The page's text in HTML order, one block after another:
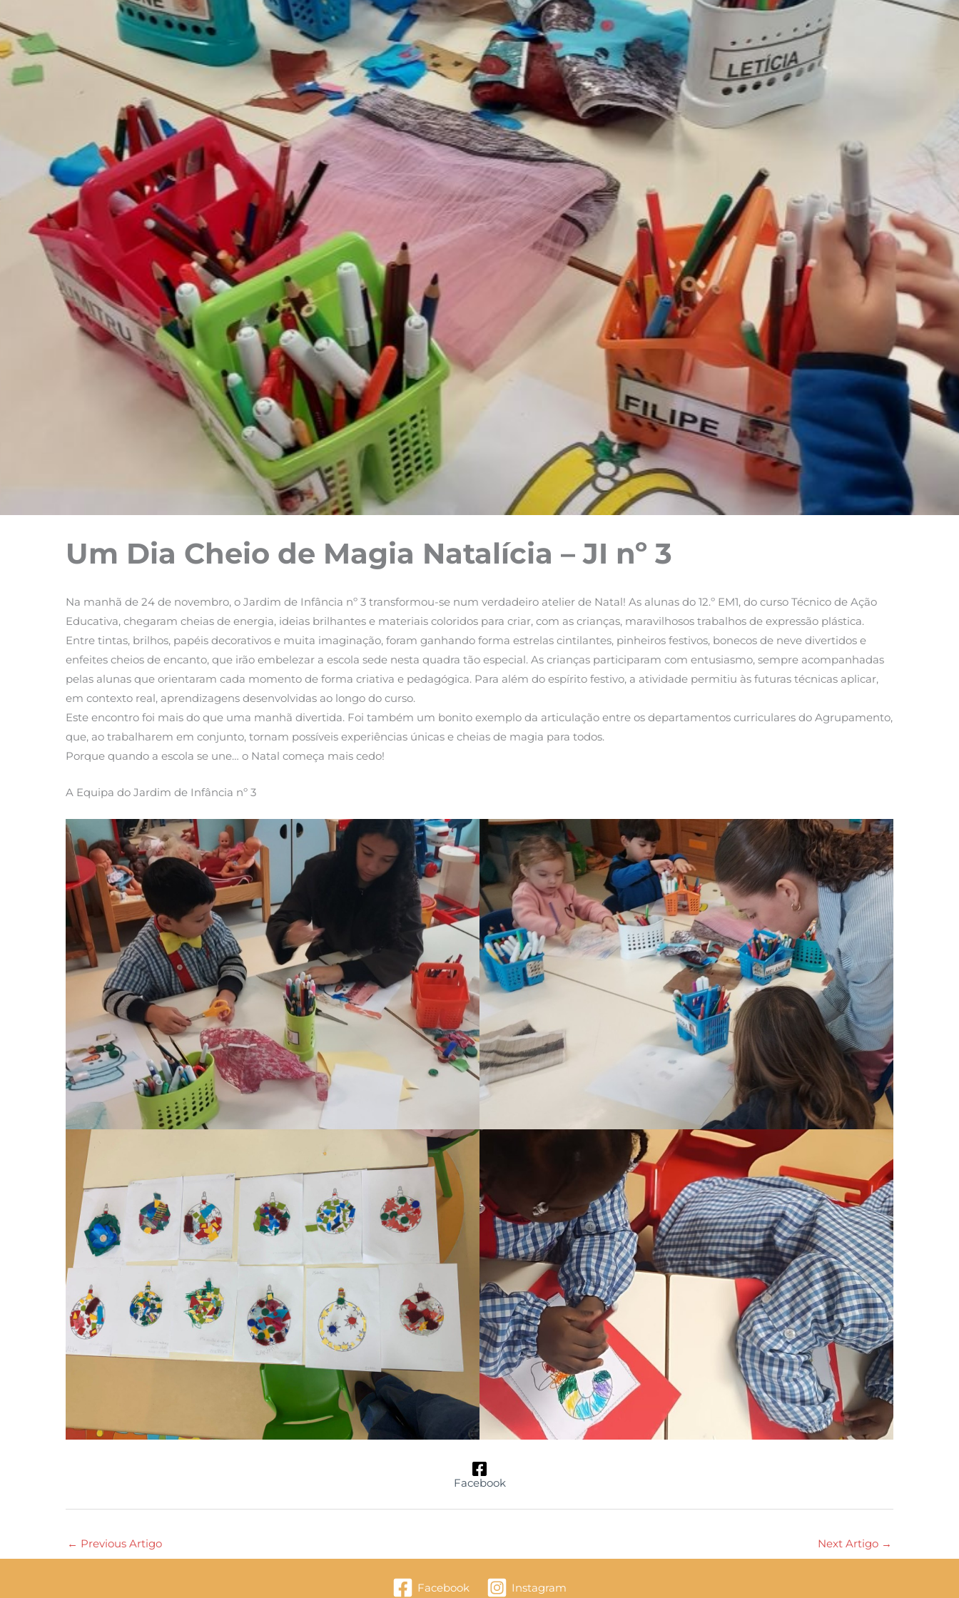
Um Dia Cheio de Magia Natalícia – JI nº 3
Na manhã de 24 de novembro, o Jardim de Infância nº 3 transformou-se num verdadeiro atelier de Natal! As alunas do 12.º EM1, do curso Técnico de Ação
Educativa, chegaram cheias de energia, ideias brilhantes e materiais coloridos para criar, com as crianças, maravilhosos trabalhos de expressão plástica.
Entre tintas, brilhos, papéis decorativos e muita imaginação, foram ganhando forma estrelas cintilantes, pinheiros festivos, bonecos de neve divertidos e
enfeites cheios de encanto, que irão embelezar a escola sede nesta quadra tão especial. As crianças participaram com entusiasmo, sempre acompanhadas
pelas alunas que orientaram cada momento de forma criativa e pedagógica. Para além do espírito festivo, a atividade permitiu às futuras técnicas aplicar,
em contexto real, aprendizagens desenvolvidas ao longo do curso.
Este encontro foi mais do que uma manhã divertida. Foi também um bonito exemplo da articulação entre os departamentos curriculares do Agrupamento,
que, ao trabalharem em conjunto, tornam possíveis experiências únicas e cheias de magia para todos.
Porque quando a escola se une… o Natal começa mais cedo!
A Equipa do Jardim de Infância nº 3
Facebook
← Previous Artigo Next Artigo →
Facebook Instagram